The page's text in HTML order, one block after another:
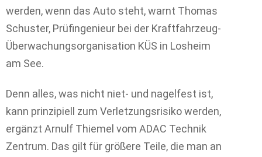
werden, wenn das Auto steht, warnt Thomas
Schuster, Prüfingenieur bei der Kraftfahrzeug-
Überwachungsorganisation KÜS in Losheim
am See.
Denn alles, was nicht niet- und nagelfest ist,
kann prinzipiell zum Verletzungsrisiko werden,
ergänzt Arnulf Thiemel vom ADAC Technik
Zentrum. Das gilt für größere Teile, die man an